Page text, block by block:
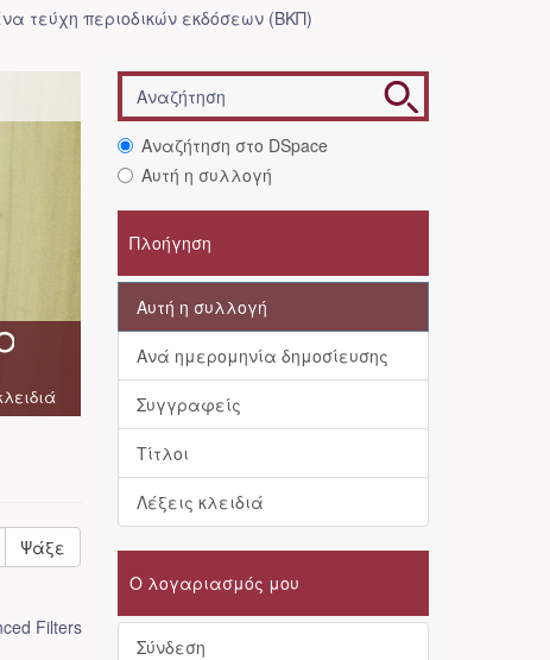
τεύχη περιοδικών εκδόσεων (ΒΚΠ)
Ψάξε
Filters
Αναζήτηση στο DSpace
Αυτή η συλλογή
Πλοήγηση
Αυτή η συλλογή
Ανά ημερομηνία δημοσίευσης
Συγγραφείς
Τίτλοι
Λέξεις κλειδιά
Ο λογαριασμός μου
Σύνδεση